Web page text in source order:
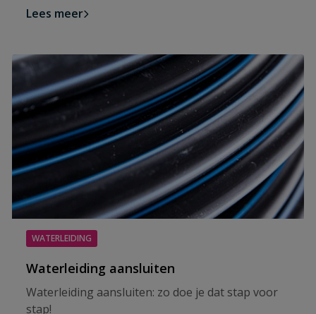
Lees meer
WATERLEIDING
Waterleiding aansluiten
Waterleiding aansluiten: zo doe je dat stap voor
stap!